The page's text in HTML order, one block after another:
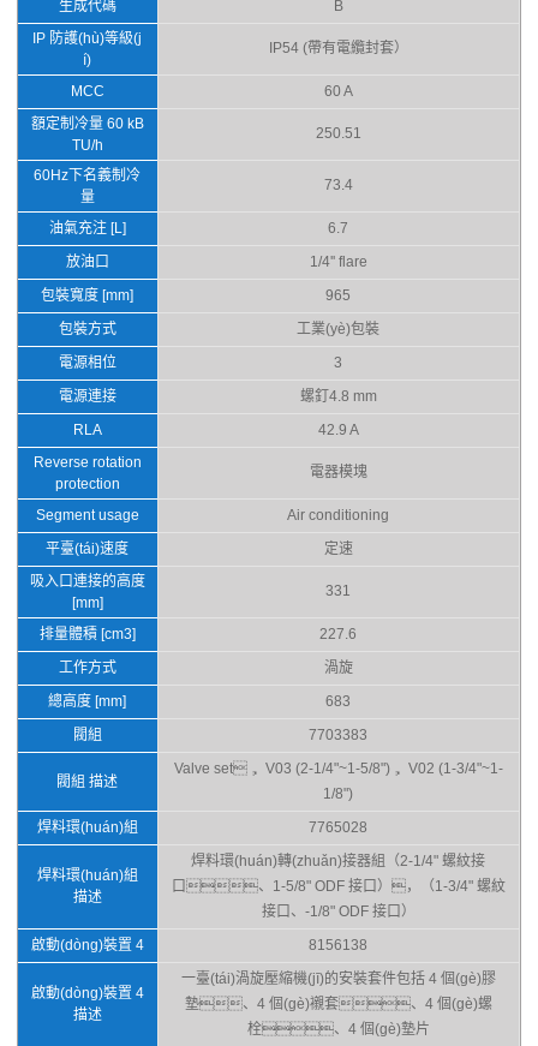
生成代碼
B
IP 防護(hù)等級(j
í)
IP54 (帶有電纜封套）
MCC
60 A
額定制冷量 60 kB
TU/h
250.51
60Hz下名義制冷
量
73.4
油氣充注 [L]
6.7
放油口
1/4'' flare
包裝寬度 [mm]
965
包裝方式
工業(yè)包裝
電源相位
3
電源連接
螺釘4.8 mm
RLA
42.9 A
Reverse rotation
protection
電器模塊
Segment usage
Air conditioning
平臺(tái)速度
定速
吸入口連接的高度
[mm]
331
排量體積 [cm3]
227.6
工作方式
渦旋
總高度 [mm]
683
閥組
7703383
閥組 描述
Valve set， V03 (2-1/4"~1-5/8")， V02 (1-3/4"~1-
1/8")
焊料環(huán)組
7765028
焊料環(huán)組
描述
焊料環(huán)轉(zhuǎn)接器組（2-1/4" 螺紋接
口、1-5/8" ODF 接口），（1-3/4" 螺紋
接口、-1/8" ODF 接口）
啟動(dòng)裝置 4
8156138
啟動(dòng)裝置 4
描述
一臺(tái)渦旋壓縮機(jī)的安裝套件包括 4 個(gè)膠
墊、4 個(gè)襯套、4 個(gè)螺
栓、4 個(gè)墊片